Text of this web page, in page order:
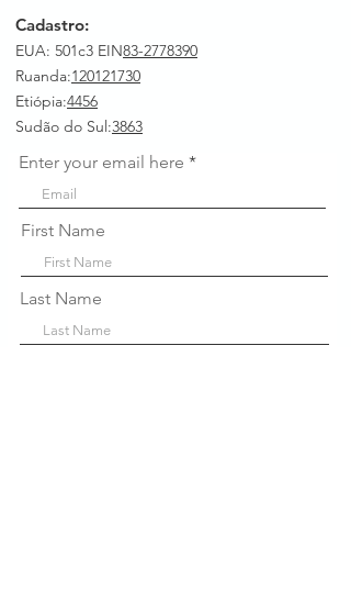
Cadastro:
EUA: 501c3 EIN83-2778390
Ruanda:120121730
Etiópia:4456
Sudão do Sul:3863
Enter your email here
First Name
Last Name